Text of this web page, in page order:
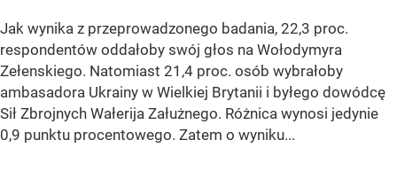
Jak wynika z przeprowadzonego badania, 22,3 proc.
respondentów oddałoby swój głos na Wołodymyra
Zełenskiego. Natomiast 21,4 proc. osób wybrałoby
ambasadora Ukrainy w Wielkiej Brytanii i byłego dowódcę
Sił Zbrojnych Wałerija Załużnego. Różnica wynosi jedynie
0,9 punktu procentowego. Zatem o wyniku...